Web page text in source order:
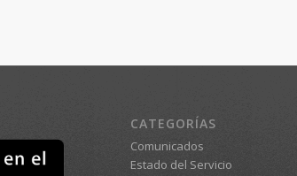
CATEGORÍAS
Comunicados
Estado del Servicio